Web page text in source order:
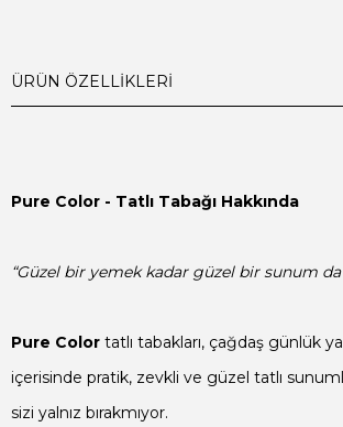
ÜRÜN ÖZELLIKLERI
Pure Color - Tatlı Tabağı Hakkında
“Güzel bir yemek kadar güzel bir sunum
Pure Color tatlı tabakları, çağdaş günlük
içerisinde pratik, zevkli ve güzel tatlı
sizi yalnız bırakmıyor.